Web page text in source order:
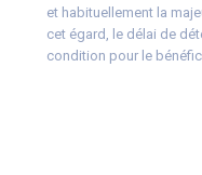
et habituellement la
cet égard, le délai de
condition pour le